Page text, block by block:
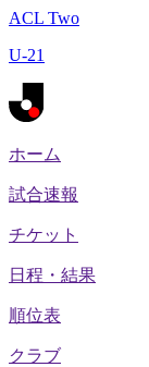
ACL Two
U-21
ホーム
試合速報
チケット
日程・結果
順位表
クラブ